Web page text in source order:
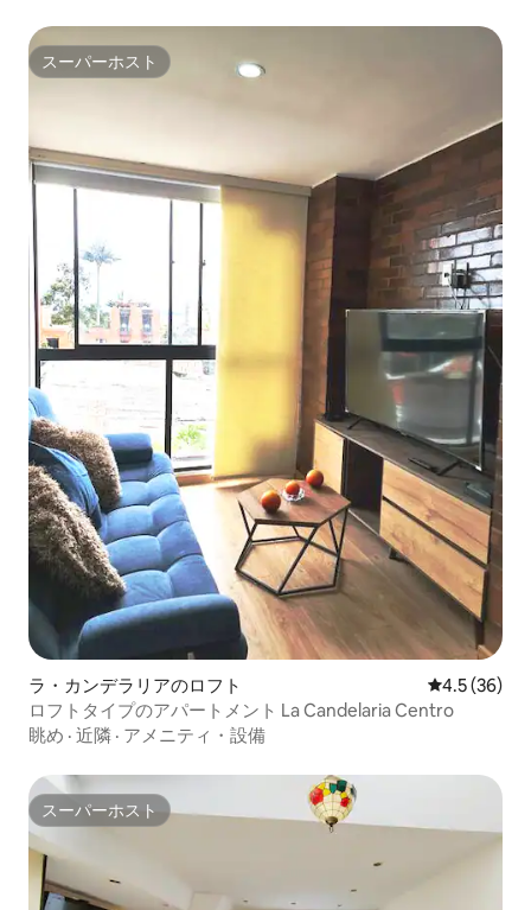
スーパーホスト
スーパーホスト
ラ・カンデラリアのロフト レビュー36
4.5 (36)
ロフトタイプのアパートメント La Candelaria Centro
眺め · 近隣 · アメニティ・設備
スーパーホスト
スーパーホスト